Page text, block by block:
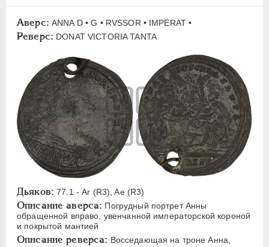
Аверс: ANNA D • G • RVSSOR • IMPERAT •
Реверс: DONAT VICTORIA TANTA
Дьяков: 77.1 - Ar (R3), Ae (R3)
Описание аверса: Погрудный портрет Анны
обращенной вправо, увенчанной императорской короной
и покрытой мантией
Описание реверса: Восседающая на троне Анна,
Латинская надпись
D E M
N
P V
Русская надпись
А Б В Р С Т
ИОАНН АНТОНОВИЧ
1740-1741
ЕЛИЗАВЕТА 1741-1762
ПЕТР III 1762-1762
ЕКАТЕРИНА II 1762-1796
ПАВЕЛ I 1796-1801
АЛЕКСАНДР I 1801-1825